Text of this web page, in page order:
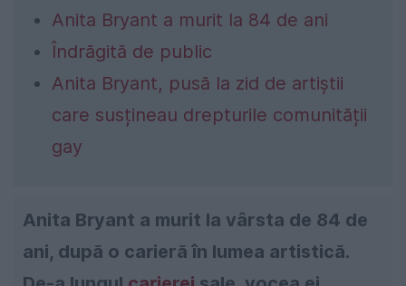
Anita Bryant a murit la 84 de ani
Îndrăgită de public
Anita Bryant, pusă la zid de artiștii
care susțineau drepturile comunității
gay
Anita Bryant a murit la vârsta de 84 de
ani, după o carieră în lumea artistică.